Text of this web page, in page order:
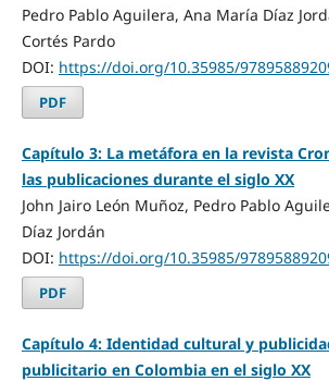
Pedro Pablo Aguilera, Ana María Díaz
Cortés Pardo
DOI: https://doi.org/10.35985/
PDF
Capítulo 3: La metáfora en la revista
las publicaciones durante el siglo XX
John Jairo León Muñoz, Pedro Pablo
Díaz Jordán
DOI: https://doi.org/10.35985/
PDF
Capítulo 4: Identidad cultural y
publicitario en Colombia en el siglo XX